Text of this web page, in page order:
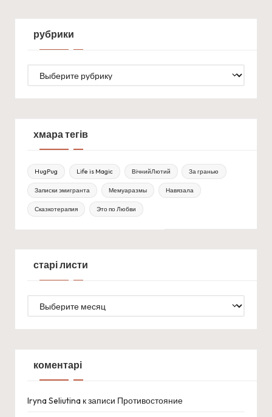
рубрики
рубрики
хмара тегів
HugPug Life is Magic ВічнийЛютий За гранью
Записки эмигранта Мемуаразмы Навязала
Сказкотерапия Это по Любви
старі листи
старі
коментарі
Iryna Seliutina к записи Противостояние